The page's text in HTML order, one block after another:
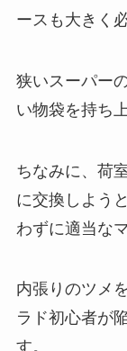
ースも大きく
狭いスーパー
い物袋を持ち
ちなみに、荷
に交換しよう
わずに適当な
内張りのツメ
ラド初心者が
す。